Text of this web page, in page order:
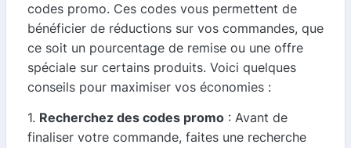
codes promo. Ces codes vous permettent de
bénéficier de réductions sur vos commandes, que
ce soit un pourcentage de remise ou une offre
spéciale sur certains produits. Voici quelques
conseils pour maximiser vos économies :
1. Recherchez des codes promo : Avant de
finaliser votre commande, faites une recherche